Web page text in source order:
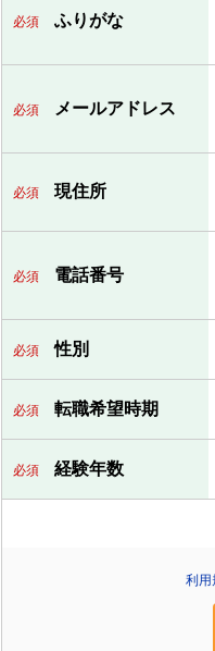
必須 ふりがな
必須 メールアドレス
必須 現住所
必須 電話番号
必須 性別
必須 転職希望時期
必須 経験年数
利用